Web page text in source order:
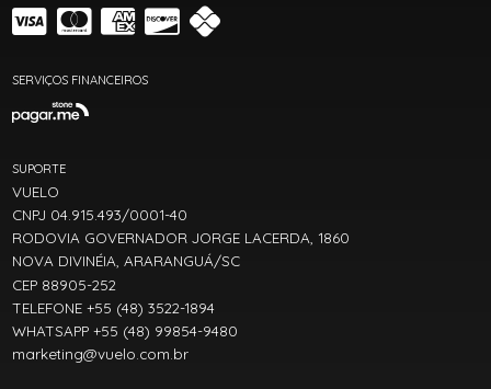
SERVIÇOS FINANCEIROS
SUPORTE
VUELO
CNPJ 04.915.493/0001-40
RODOVIA GOVERNADOR JORGE LACERDA, 1860
NOVA DIVINÉIA, ARARANGUÁ/SC
CEP 88905-252
TELEFONE +55 (48) 3522-1894
WHATSAPP +55 (48) 99854-9480
marketing@vuelo.com.br